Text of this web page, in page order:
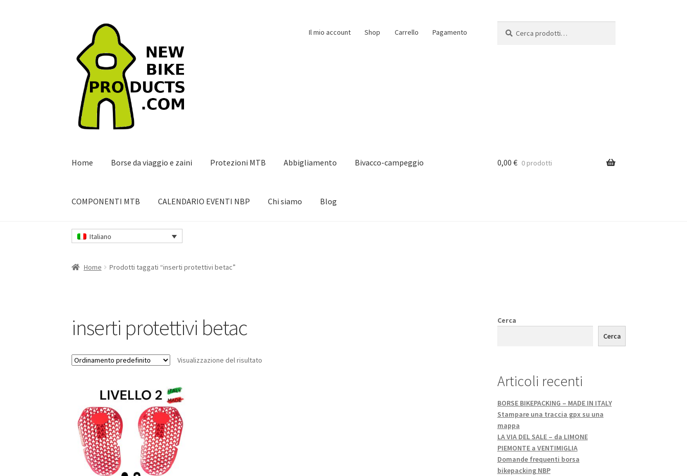
navigazione
contenuto
Il mio account Shop Carrello Pagamento
Home Borse da viaggio e zaini Protezioni MTB Abbigliamento Bivacco-campeggio
COMPONENTI MTB CALENDARIO EVENTI NBP Chi siamo Blog
0,00 € 0 prodotti
Italiano
Home Prodotti taggati “inserti protettivi betac”
inserti protettivi betac
Visualizzazione del risultato
Cerca
Cerca
Articoli recenti
BORSE BIKEPACKING – MADE IN ITALY
Stampare una traccia gpx su una
mappa
LA VIA DEL SALE – da LIMONE
PIEMONTE a VENTIMIGLIA
Domande frequenti borsa
bikepacking NBP